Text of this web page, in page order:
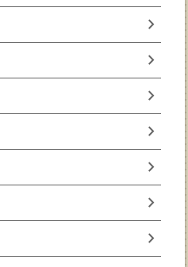
chevron_right
chevron_right
chevron_right
chevron_right
chevron_right
chevron_right
chevron_right